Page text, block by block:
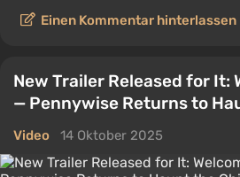
Einen Kommentar hinterlassen
New Trailer Released for It:
— Pennywise Returns to
Video 14 Oktober 2025